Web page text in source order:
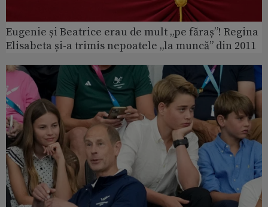
Eugenie și Beatrice erau de mult „pe făraș”! Regina
Elisabeta și-a trimis nepoatele „la muncă” din 2011